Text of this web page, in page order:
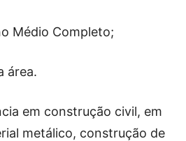
Médio Completo;
área.
em construção civil, em
metálico, construção de